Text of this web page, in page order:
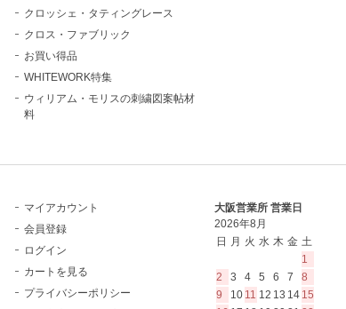
クロッシェ・タティングレース
クロス・ファブリック
お買い得品
WHITEWORK特集
ウィリアム・モリスの刺繍図案帖材
料
マイアカウント
会員登録
ログイン
カートを見る
プライバシーポリシー
大阪営業所 営業日
2026年8月
日
月 火 水 木 金 土
1
2
3 4 5 6 7
8
9
10 11 12 13 14 15